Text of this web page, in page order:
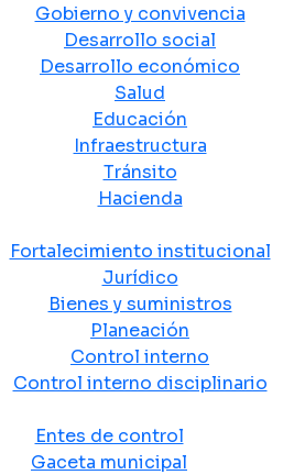
Gobierno y convivencia
Desarrollo social
Desarrollo económico
Salud
Educación
Infraestructura
Tránsito
Hacienda
Fortalecimiento institucional
Jurídico
Bienes y suministros
Planeación
Control interno
Control interno disciplinario
Entes de control
Gaceta municipal